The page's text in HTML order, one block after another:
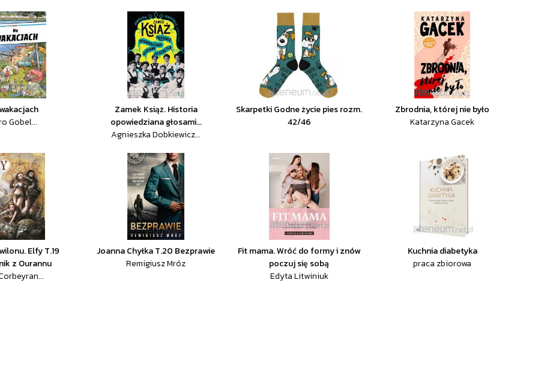
Gobel...
Zamek Książ. Historia
opowiedziana głosami...
Agnieszka Dobkiewicz...
Skarpetki Godne życie pies rozm.
42/46
Zbrodnia, której nie było
Katarzyna Gacek
Elfy T.19
z Ourannu
Joanna Chyłka T.20 Bezprawie
Remigiusz Mróz
Fit mama. Wróć do formy i znów
poczuj się sobą
Edyta Litwiniuk
Kuchnia diabetyka
praca zbiorowa